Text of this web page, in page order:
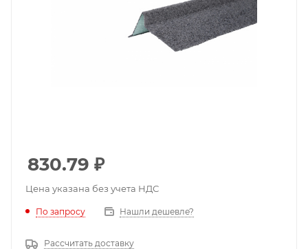
830.79 ₽
Цена указана без учета НДС
По запросу Нашли дешевле?
Рассчитать доставку